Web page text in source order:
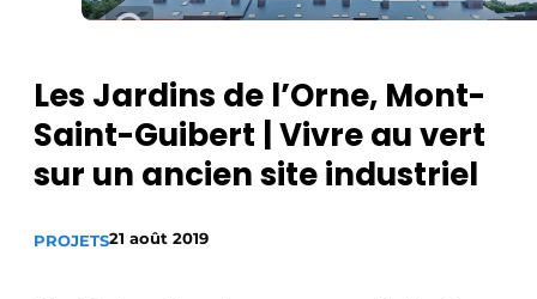
Meest gelezen
Podcasts
Privacy / Cookie statement
S’inscrire à l’événement
Les Jardins de l’Orne, Mont-
Saint-Guibert | Vivre au vert
sur un ancien site industriel
PROJETS21 août 2019